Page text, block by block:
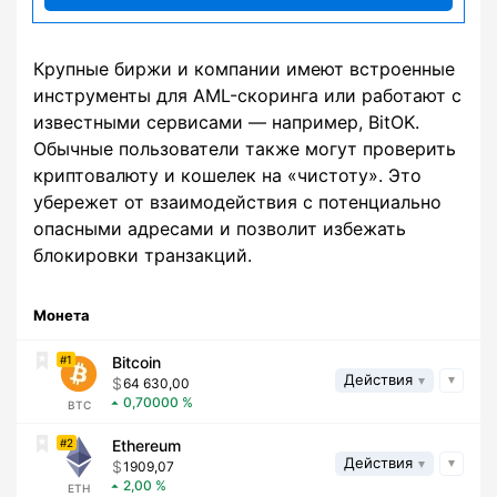
Крупные биржи и компании имеют встроенные
инструменты для AML-скоринга или работают с
известными сервисами — например, BitOK.
Обычные пользователи также могут проверить
криптовалюту и кошелек на «чистоту». Это
убережет от взаимодействия с потенциально
опасными адресами и позволит избежать
блокировки транзакций.
Монета
1
BTC
Bitcoin
64 630,00
0,70000
Действия
2
ETH
Ethereum
1909,07
2,00
Действия